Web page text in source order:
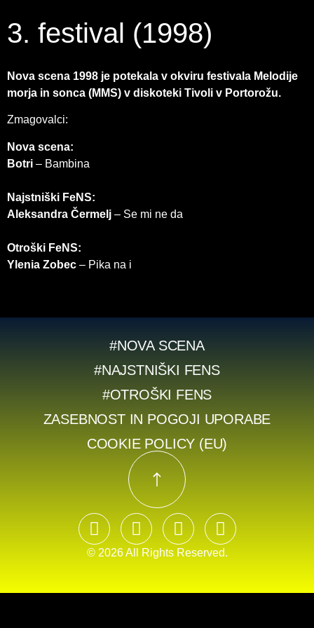
3. festival (1998)
Nova scena 1998 je potekala v okviru festivala Melodije
morja in sonca (MMS) v diskoteki Tivoli v Portorožu.
Zmagovalci:
Nova scena:
Botri – Bambina
Najstniški FeNS:
Aleksandra Čermelj – Se mi ne da
Otroški FeNS:
Ylenia Zobec – Pika na i
#NOVA SCENA
#NAJSTNIŠKI FENS
#OTROŠKI FENS
ZASEBNOST IN POGOJI UPORABE
COOKIE POLICY (EU)
© 2026 All Rights Reserved.